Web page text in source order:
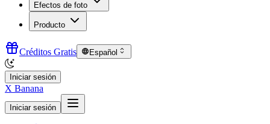
Efectos de foto
Producto
Créditos Gratis Español
Iniciar sesión
X Banana
Iniciar sesión